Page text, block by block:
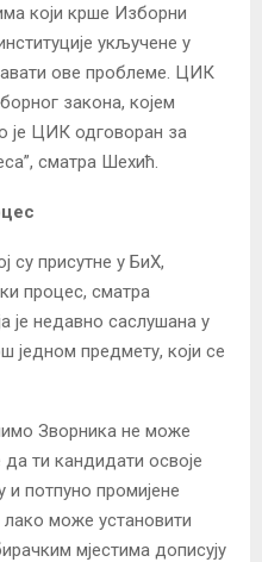
који крше Изборни
укључене у
ове проблеме. ЦИК
закона, којем
је ЦИК одговоран за
сматра Шехић.
су присутне у БиХ,
процес, сматра
је недавно саслушана у
једном предмету, који се
Зворника не може
да ти кандидати освоје
и потпуно промијене
може установити
мјестима дописују